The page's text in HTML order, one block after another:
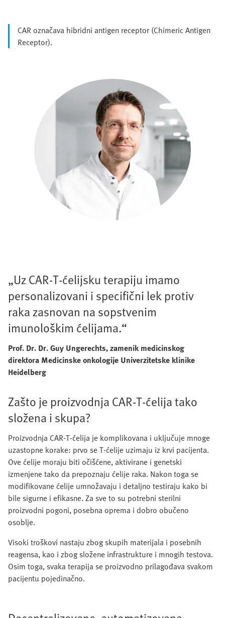
CAR označava hibridni antigen receptor (Chimeric Antigen
Receptor).
„Uz CAR-T-ćelijsku terapiju imamo
personalizovani i specifični lek protiv
raka zasnovan na sopstvenim
imunološkim ćelijama.“
Prof. Dr. Dr. Guy Ungerechts, zamenik medicinskog
direktora Medicinske onkologije Univerzitetske klinike
Heidelberg
Zašto je proizvodnja CAR-T-ćelija tako
složena i skupa?
Proizvodnja CAR-T-ćelija je komplikovana i uključuje mnoge
uzastopne korake: prvo se T‑ćelije uzimaju iz krvi pacijenta.
Ove ćelije moraju biti očišćene, aktivirane i genetski
izmenjene tako da prepoznaju ćelije raka. Nakon toga se
modifikovane ćelije umnožavaju i detaljno testiraju kako bi
bile sigurne i efikasne. Za sve to su potrebni sterilni
proizvodni pogoni, posebna oprema i dobro obučeno
osoblje.
Visoki troškovi nastaju zbog skupih materijala i posebnih
reagensa, kao i zbog složene infrastrukture i mnogih testova.
Osim toga, svaka terapija se proizvodno prilagođava svakom
pacijentu pojedinačno.